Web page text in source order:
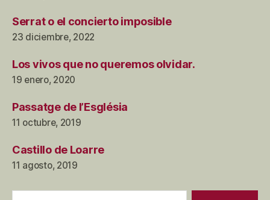
Serrat o el concierto imposible
23 diciembre, 2022
Los vivos que no queremos olvidar.
19 enero, 2020
Passatge de l’Església
11 octubre, 2019
Castillo de Loarre
11 agosto, 2019